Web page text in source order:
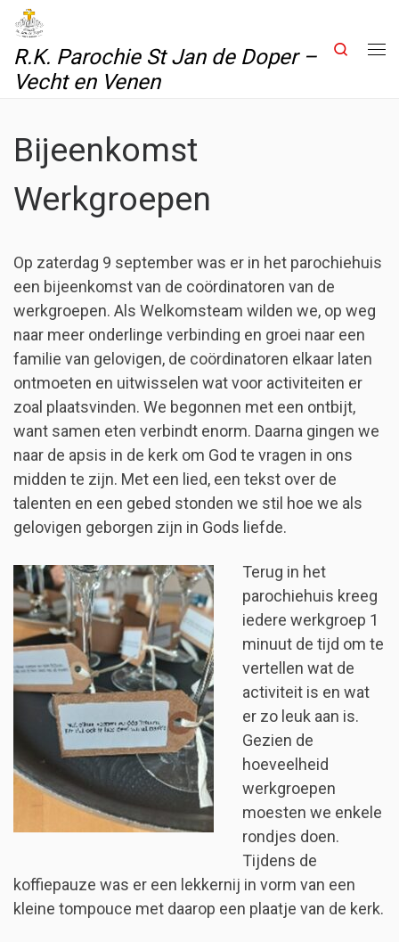
Skip to content
R.K. Parochie St Jan de Doper –
Vecht en Venen
Search
Bijeenkomst
Werkgroepen
Op zaterdag 9 september was er in het parochiehuis
een bijeenkomst van de coördinatoren van de
werkgroepen. Als Welkomsteam wilden we, op weg
naar meer onderlinge verbinding en groei naar een
familie van gelovigen, de coördinatoren elkaar laten
ontmoeten en uitwisselen wat voor activiteiten er
zoal plaatsvinden. We begonnen met een ontbijt,
want samen eten verbindt enorm. Daarna gingen we
naar de apsis in de kerk om God te vragen in ons
midden te zijn. Met een lied, een tekst over de
talenten en een gebed stonden we stil hoe we als
gelovigen geborgen zijn in Gods liefde.
Terug in het
parochiehuis kreeg
iedere werkgroep 1
minuut de tijd om te
vertellen wat de
activiteit is en wat
er zo leuk aan is.
Gezien de
hoeveelheid
werkgroepen
moesten we enkele
rondjes doen.
Tijdens de
koffiepauze was er een lekkernij in vorm van een
kleine tompouce met daarop een plaatje van de kerk.